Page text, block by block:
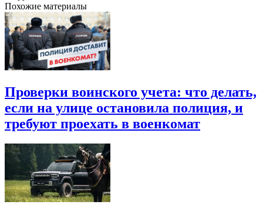
Похожие материалы
Проверки воинского учета: что делать,
если на улице остановила полиция, и
требуют проехать в военкомат